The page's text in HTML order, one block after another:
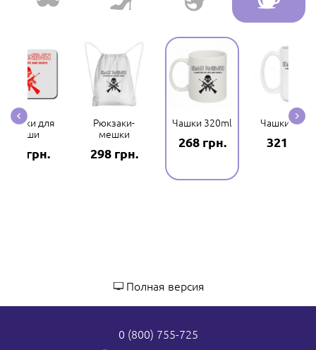
для
мыши
282 грн.
Рюкзаки-
мешки
298 грн.
Чашки 320ml
268 грн.
Чашки
321 грн.
Полная версия
0 (800) 755-725